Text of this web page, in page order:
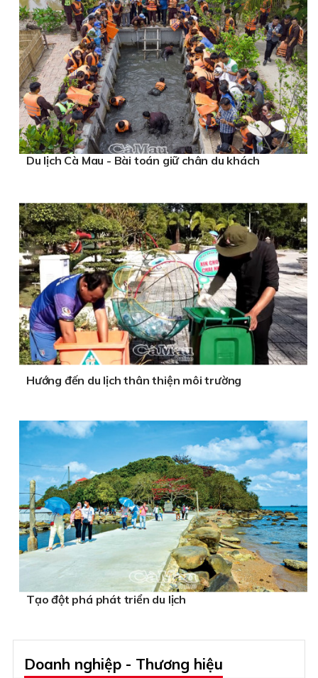
Du lịch Cà Mau - Bài toán giữ chân du khách
Hướng đến du lịch thân thiện môi trường
Tạo đột phá phát triển du lịch
Doanh nghiệp - Thương hiệu